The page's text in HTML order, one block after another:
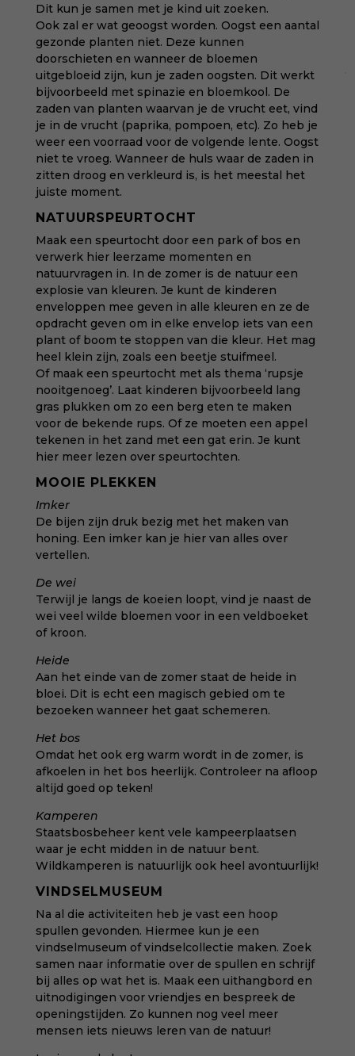
Dit kun je samen met je kind uit zoeken.
Ook zal er wat geoogst worden. Oogst een aantal
gezonde planten niet. Deze kunnen
doorschieten en wanneer de bloemen
uitgebloeid zijn, kun je zaden oogsten. Dit werkt
bijvoorbeeld met spinazie en bloemkool. De
zaden van planten waarvan je de vrucht eet, vind
je in de vrucht (paprika, pompoen, etc). Zo heb je
weer een voorraad voor de volgende lente. Oogst
niet te vroeg. Wanneer de huls waar de zaden in
zitten droog en verkleurd is, is het meestal het
juiste moment.
NATUURSPEURTOCHT
Maak een speurtocht door een park of bos en
verwerk hier leerzame momenten en
natuurvragen in. In de zomer is de natuur een
explosie van kleuren. Je kunt de kinderen
enveloppen mee geven in alle kleuren en ze de
opdracht geven om in elke envelop iets van een
plant of boom te stoppen van die kleur. Het mag
heel klein zijn, zoals een beetje stuifmeel.
Of maak een speurtocht met als thema ‘rupsje
nooitgenoeg’. Laat kinderen bijvoorbeeld lang
gras plukken om zo een berg eten te maken
voor de bekende rups. Of ze moeten een appel
tekenen in het zand met een gat erin. Je kunt
hier meer lezen over speurtochten.
MOOIE PLEKKEN
Imker
De bijen zijn druk bezig met het maken van
honing. Een imker kan je hier van alles over
vertellen.
De wei
Terwijl je langs de koeien loopt, vind je naast de
wei veel wilde bloemen voor in een veldboeket
of kroon.
Heide
Aan het einde van de zomer staat de heide in
bloei. Dit is echt een magisch gebied om te
bezoeken wanneer het gaat schemeren.
Het bos
Omdat het ook erg warm wordt in de zomer, is
afkoelen in het bos heerlijk. Controleer na afloop
altijd goed op teken!
Kamperen
Staatsbosbeheer kent vele kampeerplaatsen
waar je echt midden in de natuur bent.
Wildkamperen is natuurlijk ook heel avontuurlijk!
VINDSELMUSEUM
Na al die activiteiten heb je vast een hoop
spullen gevonden. Hiermee kun je een
vindselmuseum of vindselcollectie maken. Zoek
samen naar informatie over de spullen en schrijf
bij alles op wat het is. Maak een uithangbord en
uitnodigingen voor vriendjes en bespreek de
openingstijden. Zo kunnen nog veel meer
mensen iets nieuws leren van de natuur!